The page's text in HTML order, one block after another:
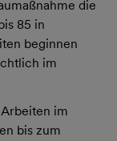
die
85 in
beginnen
im
im
bis zum